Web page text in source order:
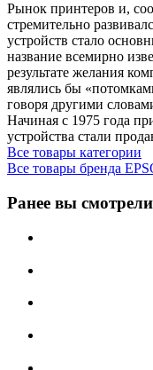
Рынок принтеров и,
стремительно
устройств стало
название всемирно
результате желания
являлись бы
говоря другими
Начиная с 1975 года
устройства стали
Все товары категории
Все товары бренда
Ранее вы смотрели